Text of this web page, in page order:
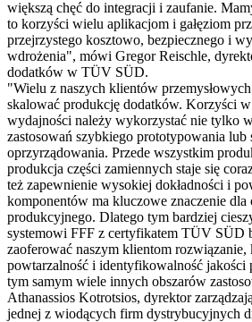
większą chęć do integracji i zaufanie.
to korzyści wielu aplikacjom i gałęziom
przejrzystego kosztowo, bezpiecznego i
wdrożenia", mówi Gregor Reischle,
dodatków w TÜV SÜD.
"Wielu z naszych klientów przemysłowych
skalować produkcję dodatków. Korzyści
wydajności należy wykorzystać nie tylko
zastosowań szybkiego prototypowania lub
oprzyrządowania. Przede wszystkim
produkcja części zamiennych staje się
też zapewnienie wysokiej dokładności i
komponentów ma kluczowe znaczenie dla
produkcyjnego. Dlatego tym bardziej
systemowi FFF z certyfikatem TÜV SÜD
zaoferować naszym klientom rozwiązanie,
powtarzalność i identyfikowalność
tym samym wiele innych obszarów
Athanassios Kotrotsios, dyrektor
jednej z wiodących firm dystrybucyjnych